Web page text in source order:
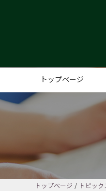
トップページ
トップページ トピック